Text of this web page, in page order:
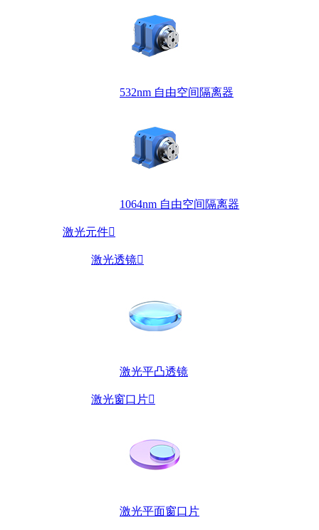
532nm 自由空间隔离器
1064nm 自由空间隔离器
激光元件
激光透镜
激光平凸透镜
激光窗口片
激光平面窗口片